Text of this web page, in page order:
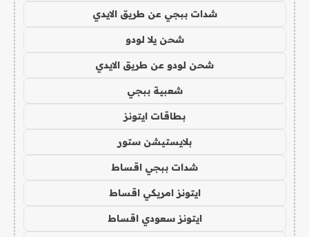
شدات ببجي عن طريق الايدي
شحن يلا لودو
شحن لودو عن طريق الايدي
شعبية ببجي
بطاقات ايتونز
بلايستيشن ستور
شدات ببجي اقساط
ايتونز امريكي اقساط
ايتونز سعودي اقساط